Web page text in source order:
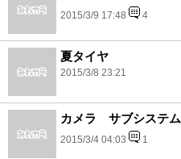
2015/3/9 17:48 4
夏タイヤ
2015/3/8 23:21
カメラ サブシステム
2015/3/4 04:03 1